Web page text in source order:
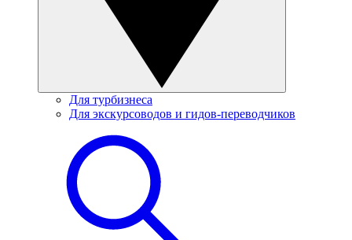
Для турбизнеса
Для экскурсоводов и гидов-переводчиков